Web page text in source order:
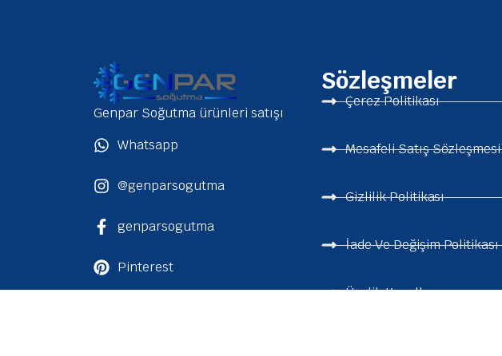
Genpar Soğutma ürünleri satışı
Whatsapp
@genparsogutma
genparsogutma
Pinterest
Sözleşmeler
Çerez Politikası
Mesafeli Satış Sözleşmesi
Gizlilik Politikası
İade Ve Değişim Politikası
Üyelik Koşulları